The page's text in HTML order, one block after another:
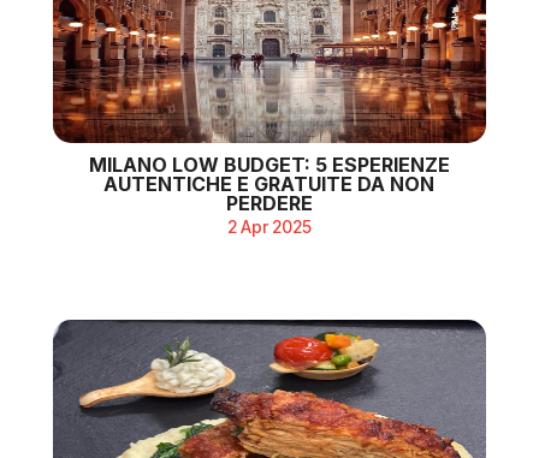
MILANO LOW BUDGET: 5 ESPERIENZE
AUTENTICHE E GRATUITE DA NON
PERDERE
2 Apr 2025